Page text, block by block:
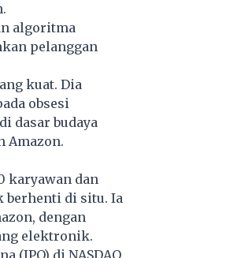
algoritma
pelanggan
kuat. Dia
obsesi
dasar budaya
Amazon.
karyawan dan
berhenti di situ. Ia
dengan
elektronik.